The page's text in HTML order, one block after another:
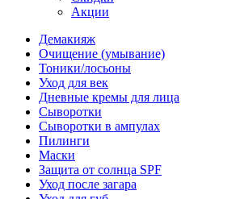
Акции
Демакияж
Очищение (умывание)
Тоники/лосьоны
Уход для век
Дневные кремы для лица
Сыворотки
Сыворотки в ампулах
Пилинги
Маски
Защита от солнца SPF
Уход после загара